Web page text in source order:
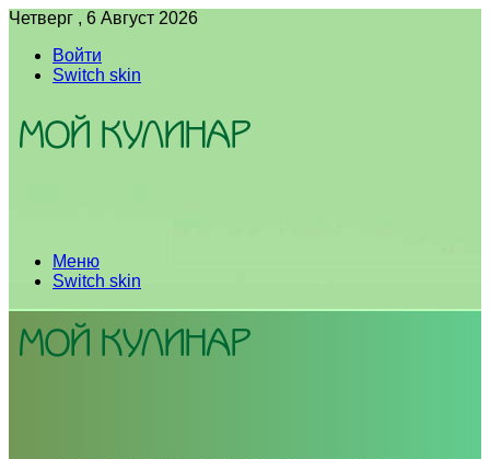
Четверг , 6 Август 2026
Войти
Switch skin
Меню
Switch skin